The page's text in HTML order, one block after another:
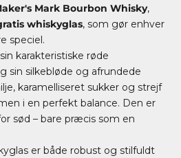
Mark Bourbon Whisky,
whiskyglas, som gør enhver
speciel.
karakteristiske røde
sin silkebløde og afrundede
karamelliseret sukker og strejf
i en perfekt balance. Den er
sød – bare præcis som en
er både robust og stilfuldt